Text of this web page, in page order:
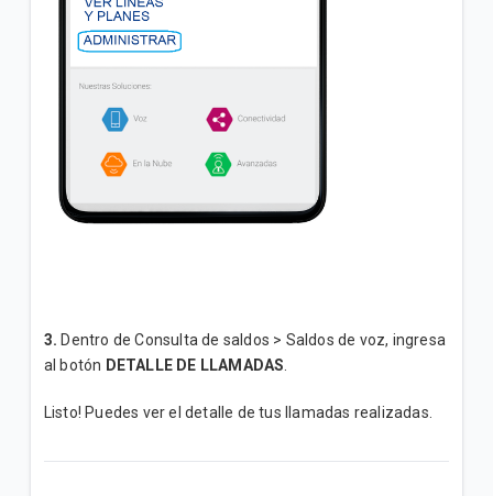
3. Dentro de Consulta de saldos > Saldos de voz, ingresa
al botón DETALLE DE LLAMADAS.
Listo! Puedes ver el detalle de tus llamadas realizadas.